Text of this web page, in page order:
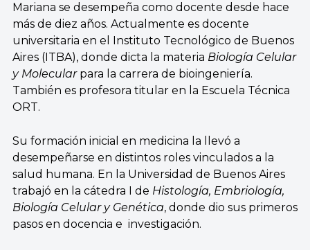
Mariana se desempeña como docente desde hace
más de diez años. Actualmente es docente
universitaria en el Instituto Tecnológico de Buenos
Aires (ITBA), donde dicta la materia Biología Celular
y Molecularpara la carrera de bioingeniería.
También es profesora titular en la Escuela Técnica
ORT.
Su formación inicial en medicina la llevó a
desempeñarse en distintos roles vinculados a la
salud humana. En la Universidad de Buenos Aires
trabajó en la cátedra I de Histología, Embriología,
Biología Celular y Genética, donde dio sus primeros
pasos en docencia e investigación.